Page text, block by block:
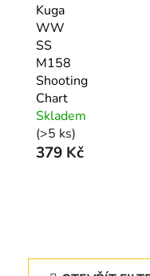
Kuga
WW
SS
M158
Shooting
Chart
Skladem
(>5 ks)
379 Kč